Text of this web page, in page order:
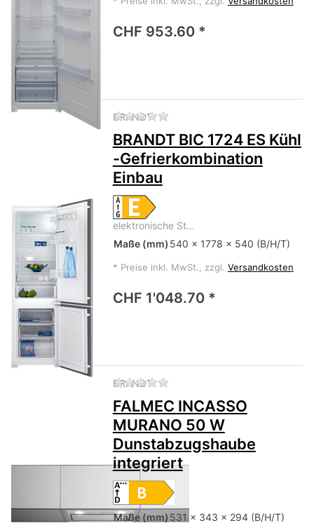
CHF 953.60 *
BRANDT Zu diesem Produkt liegen
BRANDT BIC 1724 ES Kühl​
-​Gefrierkombination
Einbau
elektronische St…
Maße (mm) 540 x 1778 x 540 (B/H/T)
* Preise inkl. MwSt., zzgl. Versandkosten
CHF 1'048.70 *
BRANDT Zu diesem Produkt liegen
FALMEC INCASSO
MURANO 50 W
Dunstabzugshaube
integriert
Maße (mm) 531 x 343 x 294 (B/H/T)